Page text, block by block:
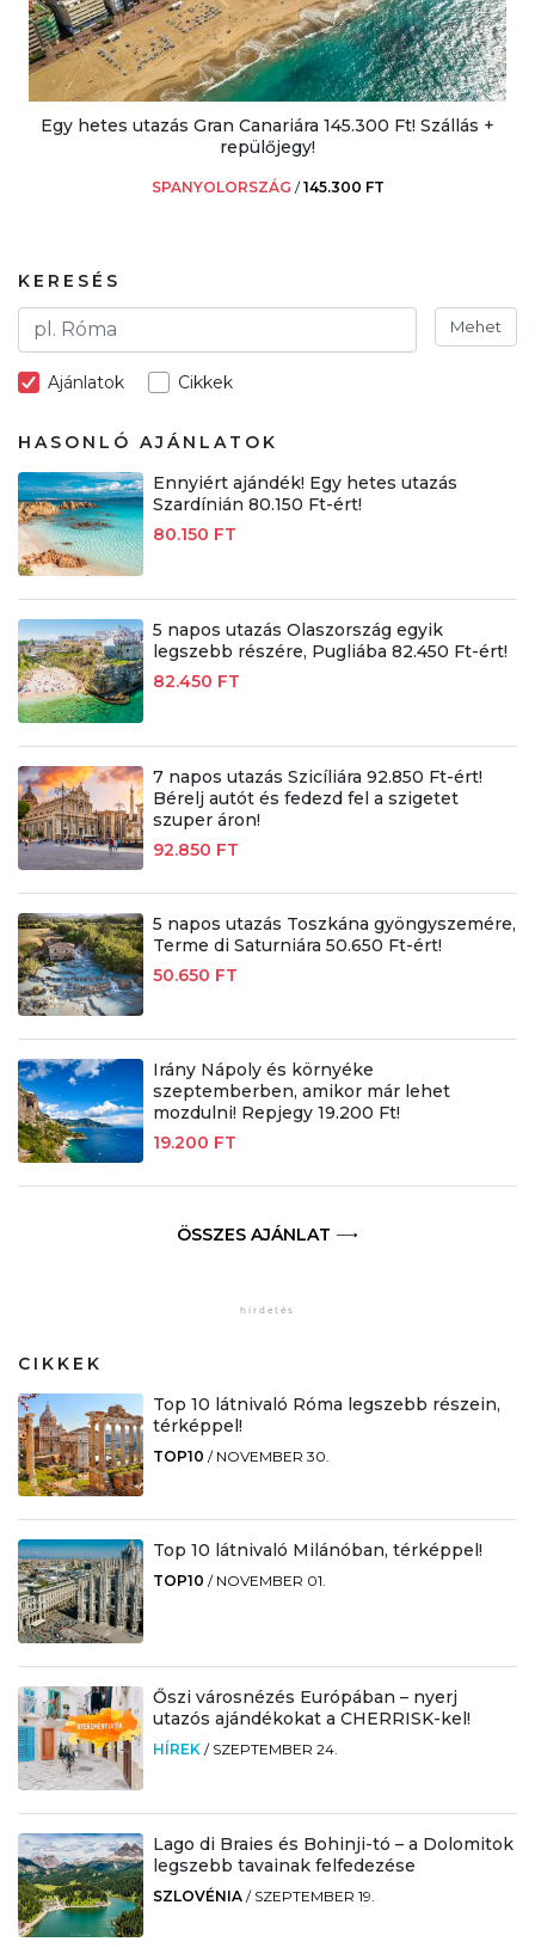
Egy hetes utazás Gran Canariára 145.300 Ft! Szállás +
repülőjegy!
SPANYOLORSZÁG /145.300 FT
KERESÉS
Mehet
Ajánlatok Cikkek
HASONLÓ AJÁNLATOK
Ennyiért ajándék! Egy hetes utazás
Szardínián 80.150 Ft-ért!
80.150 FT
5 napos utazás Olaszország egyik
legszebb részére, Pugliába 82.450 Ft-ért!
82.450 FT
7 napos utazás Szicíliára 92.850 Ft-ért!
Bérelj autót és fedezd fel a szigetet
szuper áron!
92.850 FT
5 napos utazás Toszkána gyöngyszemére,
Terme di Saturniára 50.650 Ft-ért!
50.650 FT
Irány Nápoly és környéke
szeptemberben, amikor már lehet
mozdulni! Repjegy 19.200 Ft!
19.200 FT
ÖSSZES AJÁNLAT
CIKKEK
Top 10 látnivaló Róma legszebb részein,
térképpel!
TOP10 / NOVEMBER 30.
Top 10 látnivaló Milánóban, térképpel!
TOP10 / NOVEMBER 01.
Őszi városnézés Európában – nyerj
utazós ajándékokat a CHERRISK-kel!
HÍREK / SZEPTEMBER 24.
Lago di Braies és Bohinji-tó – a Dolomitok
legszebb tavainak felfedezése
SZLOVÉNIA / SZEPTEMBER 19.